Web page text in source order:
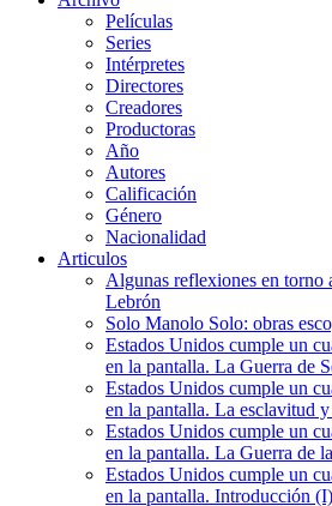
Películas
Series
Intérpretes
Directores
Creadores
Productoras
Año
Autores
Calificación
Género
Nacionalidad
Articulos
Algunas reflexiones en torno
Lebrón
Solo Manolo Solo: obras
Estados Unidos cumple un
en la pantalla. La Guerra de
Estados Unidos cumple un
en la pantalla. La esclavitud
Estados Unidos cumple un
en la pantalla. La Guerra de
Estados Unidos cumple un
en la pantalla. Introducción (I)